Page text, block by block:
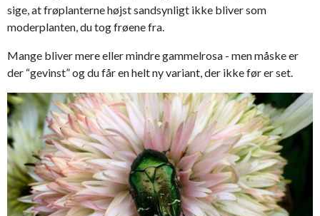
sige, at frøplanterne højst sandsynligt ikke bliver som
moderplanten, du tog frøene fra.
Mange bliver mere eller mindre gammelrosa - men måske er
der “gevinst” og du får en helt ny variant, der ikke før er set.